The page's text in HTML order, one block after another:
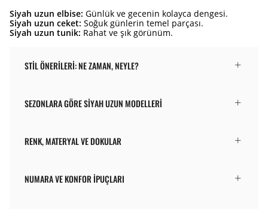
Siyah uzun elbise: Günlük ve gecenin kolayca dengesi.
Siyah uzun ceket: Soğuk günlerin temel parçası.
Siyah uzun tunik: Rahat ve şık görünüm.
STIL ÖNERILERI: NE ZAMAN, NEYLE?
SEZONLARA GÖRE SIYAH UZUN MODELLERI
RENK, MATERYAL VE DOKULAR
NUMARA VE KONFOR İPUÇLARI